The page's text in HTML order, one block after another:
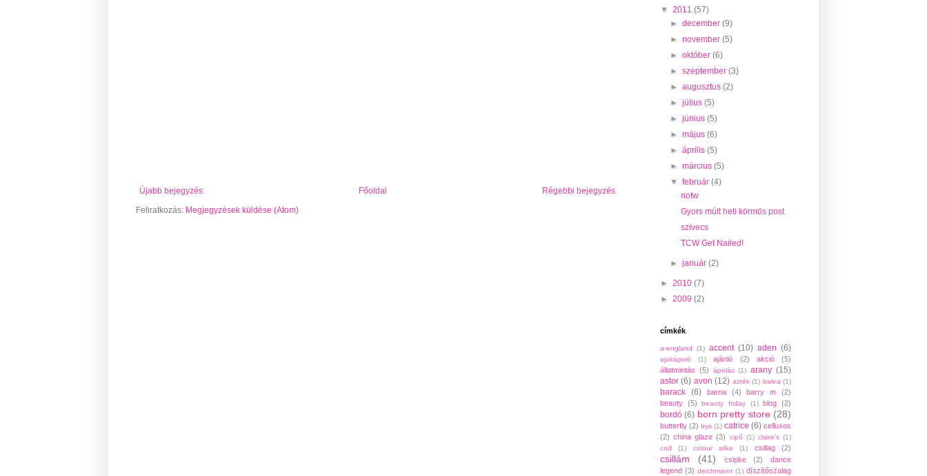
Újabb bejegyzés Régebbi bejegyzés
Főoldal
Feliratkozás: Megjegyzések küldése (Atom)
▼ 2011 (57)
►december(9)
►november(5)
►október(6)
►szeptember(3)
►augusztus(2)
►július(5)
►június(5)
►május(6)
►április(5)
►március(5)
▼február(4)
notw
Gyors múlt heti körmös post
szivecs
TCW Get Nailed!
►január(2)
► 2010 (7)
► 2009 (2)
címkék
a-england (1) accent (10) aden (6)
ajakápoló (1) ajánló (2) akció
(5)
állatmintás (5) ápolás (1) arany (15)
astor (6) avon (12) azték (1) balea (1)
barack (6) barna (4) barry m
(2)
beauty (5) beauty friday (1) blog (2)
bordó (6) born pretty store (28)
butterfly (2) bys (1) catrice (6) celluxos
(2) china glaze (3) cipő (1) claire's (1)
cnd
(1) colour alike (1) csillag (2)
csillám (41) csipke (2)
dance
legend (3) deichmann (1) díszítőszalag